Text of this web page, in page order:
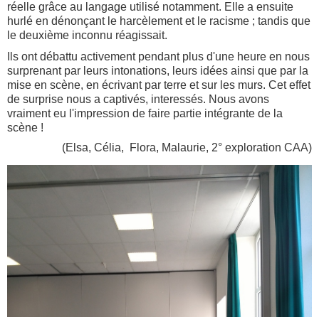
réelle grâce au langage utilisé notamment. Elle a ensuite
hurlé en dénonçant le harcèlement et le racisme ; tandis que
le deuxième inconnu réagissait.
Ils ont débattu activement pendant plus d'une heure en nous
surprenant par leurs intonations, leurs idées ainsi que par la
mise en scène, en écrivant par terre et sur les murs. Cet effet
de surprise nous a captivés, interessés. Nous avons
vraiment eu l'impression de faire partie intégrante de la
scène !
(Elsa, Célia, Flora, Malaurie, 2° exploration CAA)